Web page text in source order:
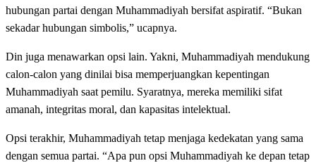
hubungan partai dengan Muhammadiyah bersifat aspiratif. “Bukan
sekadar hubungan simbolis,” ucapnya.
Din juga menawarkan opsi lain. Yakni, Muhammadiyah mendukung
calon-calon yang dinilai bisa memperjuangkan kepentingan
Muhammadiyah saat pemilu. Syaratnya, mereka memiliki sifat
amanah, integritas moral, dan kapasitas intelektual.
Opsi terakhir, Muhammadiyah tetap menjaga kedekatan yang sama
dengan semua partai. “Apa pun opsi Muhammadiyah ke depan tetap